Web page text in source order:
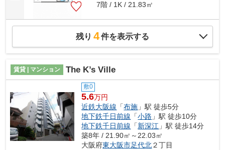
7階 / 1K / 21.83㎡
残り 4件を表示する
賃貸 | マンション The K’s Ville
敷0
5.6万円
近鉄大阪線 「布施 」駅 徒歩5分
地下鉄千日前線 「小路 」駅 徒歩10分
地下鉄千日前線 「新深江 」駅 徒歩14分
築8年 / 21.90㎡～22.03㎡
大阪府東大阪市足代北２丁目